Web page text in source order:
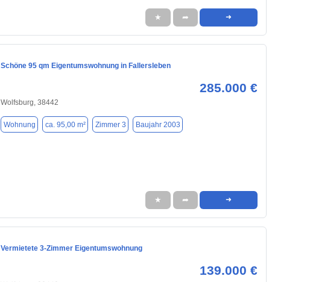
★ ➦ ➜
Schöne 95 qm Eigentumswohnung in Fallersleben
285.000 €
Wolfsburg, 38442
Wohnung ca. 95,00 m² Zimmer 3 Baujahr 2003
★ ➦ ➜
Vermietete 3-Zimmer Eigentumswohnung
139.000 €